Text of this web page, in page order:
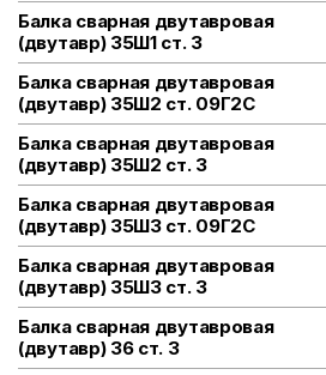
Балка сварная двутавровая
(двутавр) 35Ш1 ст. 3
Балка сварная двутавровая
(двутавр) 35Ш2 ст. 09Г2С
Балка сварная двутавровая
(двутавр) 35Ш2 ст. 3
Балка сварная двутавровая
(двутавр) 35Ш3 ст. 09Г2С
Балка сварная двутавровая
(двутавр) 35Ш3 ст. 3
Балка сварная двутавровая
(двутавр) 36 ст. 3